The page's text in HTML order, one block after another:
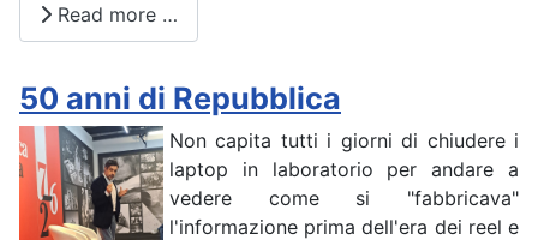
Read more …
50 anni di Repubblica
Non capita tutti i giorni di chiudere i
laptop in laboratorio per andare a
vedere come si "fabbricava"
l'informazione prima dell'era dei reel e